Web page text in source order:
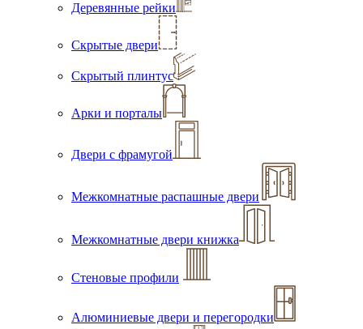
Деревянные рейки
Скрытые двери
Скрытый плинтус
Арки и порталы
Двери с фрамугой
Межкомнатные распашные двери
Межкомнатные двери книжка
Стеновые профили
Алюминиевые двери и перегородки